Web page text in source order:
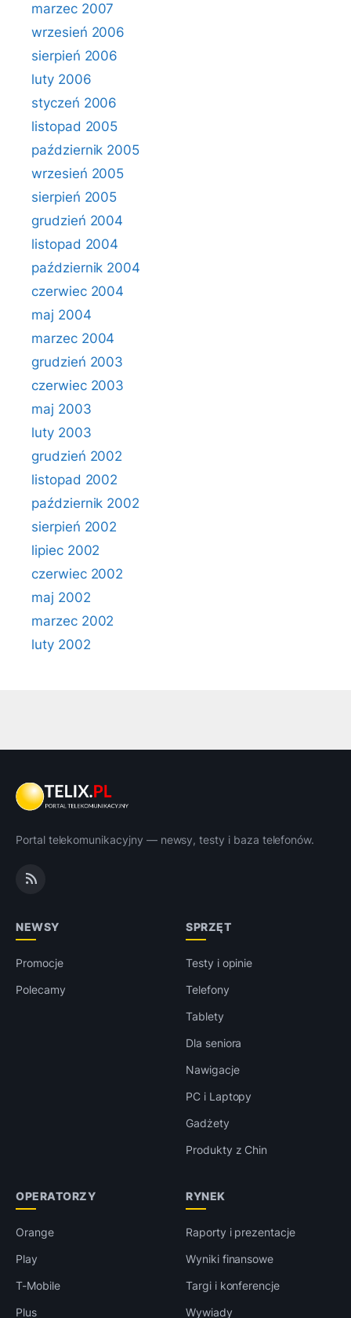
marzec 2007
wrzesień 2006
sierpień 2006
luty 2006
styczeń 2006
listopad 2005
październik 2005
wrzesień 2005
sierpień 2005
grudzień 2004
listopad 2004
październik 2004
czerwiec 2004
maj 2004
marzec 2004
grudzień 2003
czerwiec 2003
maj 2003
luty 2003
grudzień 2002
listopad 2002
październik 2002
sierpień 2002
lipiec 2002
czerwiec 2002
maj 2002
marzec 2002
luty 2002
Portal telekomunikacyjny — newsy, testy i baza telefonów.
NEWSY
Promocje
Polecamy
SPRZĘT
Testy i opinie
Telefony
Tablety
Dla seniora
Nawigacje
PC i Laptopy
Gadżety
Produkty z Chin
OPERATORZY
Orange
Play
T-Mobile
Plus
RYNEK
Raporty i prezentacje
Wyniki finansowe
Targi i konferencje
Wywiady